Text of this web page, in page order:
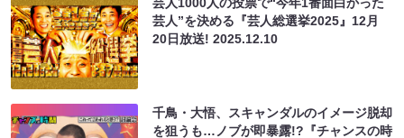
芸人”を決める『芸人総選挙2025』12月
20日放送!2025.12.10
千鳥・大悟、スキャンダルのイメージ脱却
を狙うも…ノブが即暴露!?『チャンスの時